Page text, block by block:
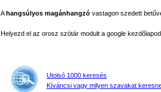
Ahangsúlyos magánhangzó vastagon szedett
Helyezd el az orosz szótár modult a google
Utolsó 1000 keresés
Kíváncsi vagy milyen szavakat